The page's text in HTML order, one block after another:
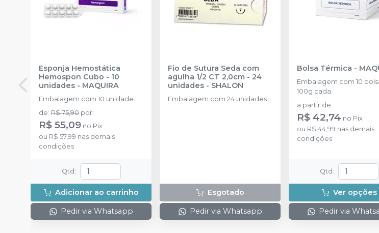
Esponja Hemostática
Hemospon Cubo - 10
unidades - MAQUIRA
Embalagem com 10 unidade.
de: R$ 75,90 por:
R$ 55,09 no Pix
ou R$ 57,99 nas demais
condições
Qtd :
Adicionar ao carrinho
Pedir via Whatsapp
Fio de Sutura Seda com
agulha 1/2 CT 2,0cm - 24
unidades - SHALON
Embalagem com 24 unidades.
Esgotado
Pedir via Whatsapp
Bolsa Térmica -
Embalagem com 10
100g cada.
a partir de:
R$ 42,74 no Pix
ou R$ 44,99 nas demais
condições
Qtd :
Ver opções
Pedir via